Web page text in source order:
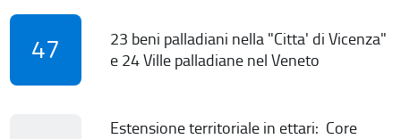
47
23 beni palladiani nella "Citta' di Vicenza"
e 24 Ville palladiane nel Veneto
Estensione territoriale in ettari: Core